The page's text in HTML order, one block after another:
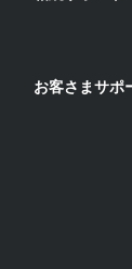
お客さまサポ